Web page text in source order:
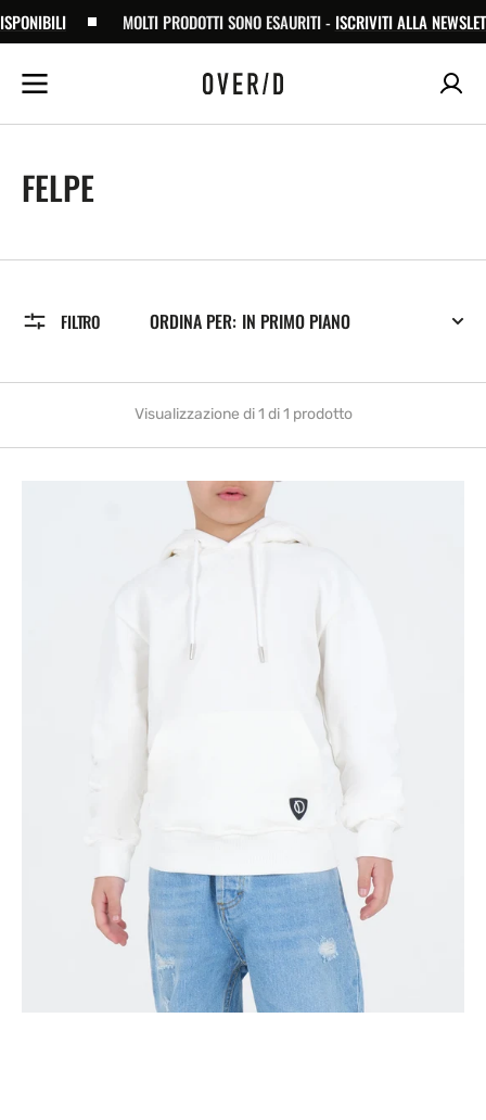
AL
MOLTI PRODOTTI SONO ESAURITI -ISCRIVITI ALLA
COLLECTION:
FELPE
FILTRO
Visualizzazione di 1 di 1 prodotto
ORDINA PER: